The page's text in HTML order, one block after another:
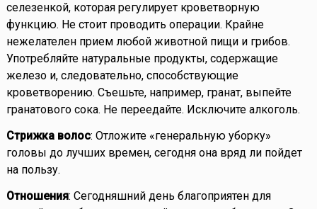
селезенкой, которая регулирует кроветворную
функцию. Не стоит проводить операции. Крайне
нежелателен прием любой животной пищи и грибов.
Употребляйте натуральные продукты, содержащие
железо и, следовательно, способствующие
кроветворению. Съешьте, например, гранат, выпейте
гранатового сока. Не переедайте. Исключите алкоголь.
Стрижка волос: Отложите «генеральную уборку»
головы до лучших времен, сегодня она вряд ли пойдет
на пользу.
Отношения: Сегодняшний день благоприятен для